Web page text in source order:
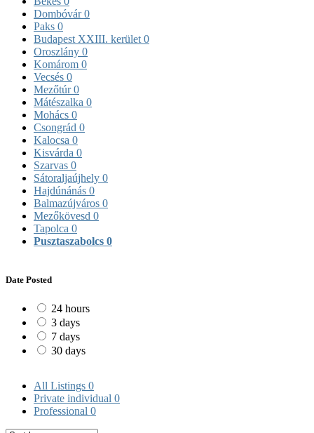
Dombóvár0
Paks 0
Budapest XXIII. kerület 0
Oroszlány 0
Komárom 0
Vecsés 0
Mezőtúr0
Mátészalka 0
Mohács 0
Csongrád 0
Kalocsa 0
Kisvárda 0
Szarvas 0
Sátoraljaújhely 0
Hajdúnánás 0
Balmazújváros 0
Mezőkövesd 0
Tapolca 0
Pusztaszabolcs 0
Date Posted
24 hours
3 days
7 days
30 days
All Listings 0
Private individual 0
Professional 0